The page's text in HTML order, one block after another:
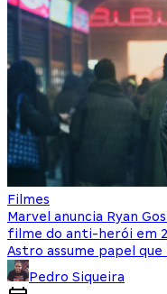
Filmes
Marvel anuncia Ryan
filme do anti-herói em
Astro assume papel que
Pedro Siqueira